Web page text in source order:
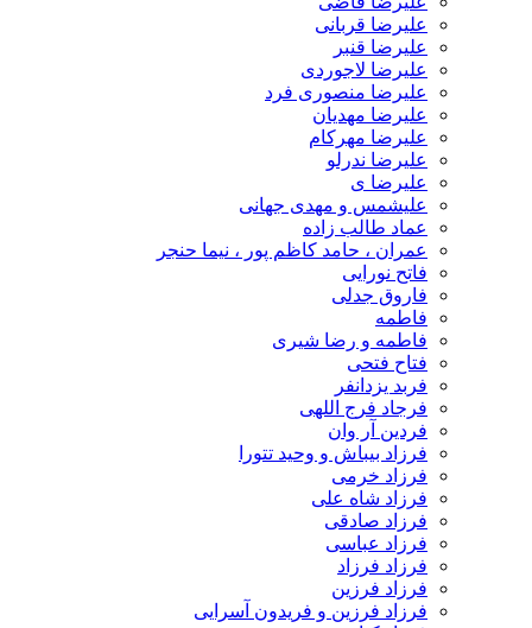
علیرضا قربانی
علیرضا قنبر
علیرضا لاجوردی
علیرضا منصوری فرد
علیرضا مهدیان
علیرضا مهرکام
علیرضا ندرلو
علیرضا ی
علیشمس و مهدی جهانی
عماد طالب زاده
عمران ، حامد کاظم پور ، نیما حنجر
فاتح نورایی
فاروق جدلی
فاطمه
فاطمه و رضا شیری
فتاح فتحی
فربد یزدانفر
فرجاد فرج اللهی
فردین آر وان
فرزاد بیباش و وحید تتورا
فرزاد خرمی
فرزاد شاه علی
فرزاد صادقی
فرزاد عباسی
فرزاد فرزاد
فرزاد فرزین
فرزاد فرزین و فریدون آسرایی